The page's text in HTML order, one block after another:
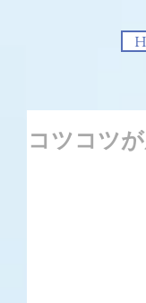
コツコツ